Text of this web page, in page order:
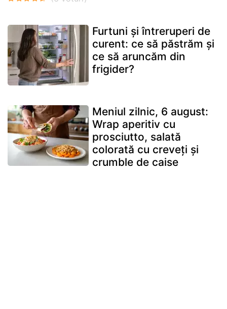
Furtuni și întreruperi de
curent: ce să păstrăm și
ce să aruncăm din
frigider?
Meniul zilnic, 6 august:
Wrap aperitiv cu
prosciutto, salată
colorată cu creveți și
crumble de caise